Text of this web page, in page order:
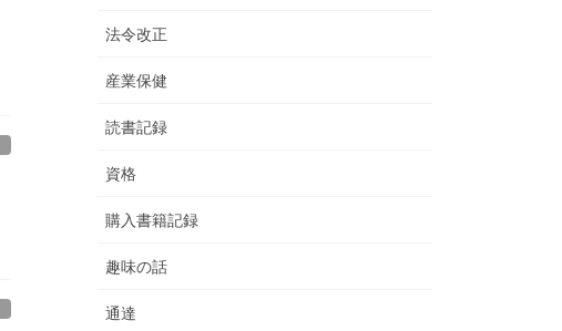
法令改正
産業保健
読書記録
資格
購入書籍記録
趣味の話
通達